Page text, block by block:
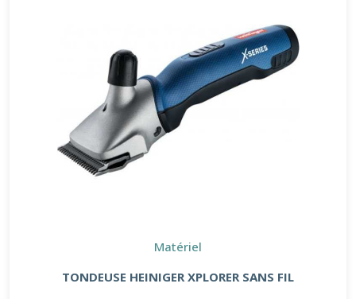
Matériel
TONDEUSE HEINIGER XPLORER SANS FIL